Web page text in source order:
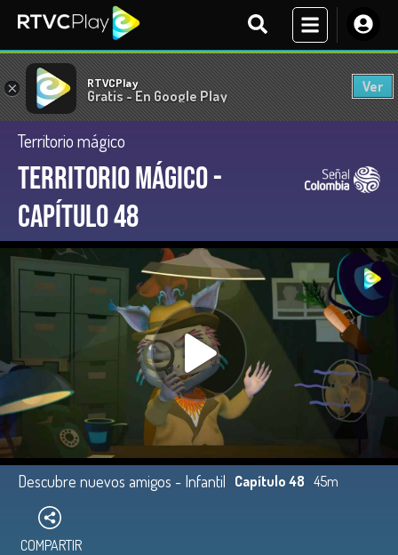
× RTVCPlay
Gratis - En Google Play
Ver
Territorio mágico
Territorio Mágico -
Capítulo 48
Descubre nuevos amigos - Infantil Capítulo 48 45m
COMPARTIR